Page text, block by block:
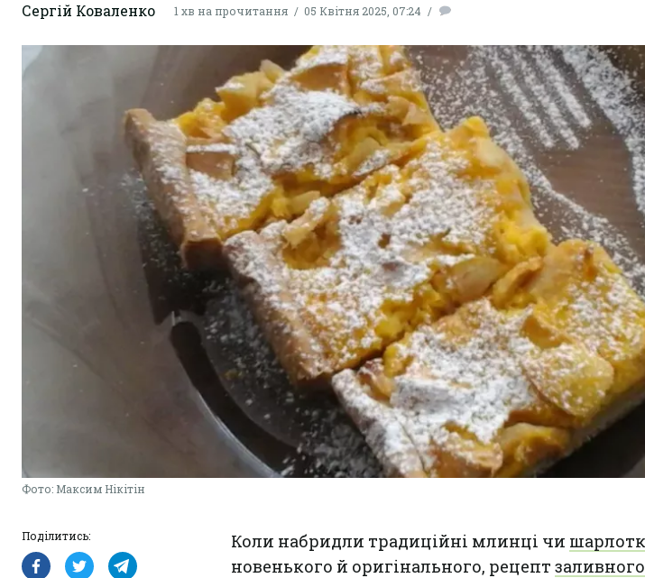
Сергій Коваленко 1 хв на прочитання 05 Квітня 2025, 07:24
Фото: Максим Нікітін
Поділитись: Коли набридли традиційні млинці чи
новенького й оригінального, рецепт